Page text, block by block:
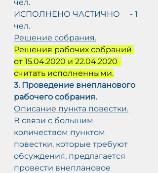
чел.
ИСПОЛНЕНО ЧАСТИЧНО     - 1
чел.
Решение собрания.
Решения рабочих собраний
от 15.04.2020 и 22.04.2020
считать исполненными.
3. Проведение внепланового
рабочего собрания.
Описание пункта повестки.
В связи с большим
количеством пунктом
повестки, которые требуют
обсуждения, предлагается
провести внеплановое